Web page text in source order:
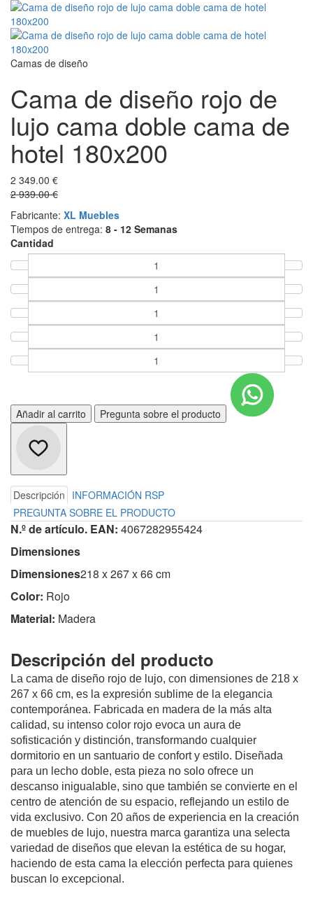
Camas de diseño
Cama de diseño rojo de
lujo cama doble cama de
hotel 180x200
2 349.00 €
2 939.00 €
Fabricante: XL Muebles
Tiempos de entrega: 8 - 12 Semanas
Cantidad
Añadir al carrito Pregunta sobre el producto
Descripción INFORMACIÓN RSP
PREGUNTA SOBRE EL PRODUCTO
N.º de artículo. EAN: 4067282955424
Dimensiones
Dimensiones218 x 267 x 66 cm
Color: Rojo
Material: Madera
Descripción del producto
La cama de diseño rojo de lujo, con dimensiones de 218 x
267 x 66 cm, es la expresión sublime de la elegancia
contemporánea. Fabricada en madera de la más alta
calidad, su intenso color rojo evoca un aura de
sofisticación y distinción, transformando cualquier
dormitorio en un santuario de confort y estilo. Diseñada
para un lecho doble, esta pieza no solo ofrece un
descanso inigualable, sino que también se convierte en el
centro de atención de su espacio, reflejando un estilo de
vida exclusivo. Con 20 años de experiencia en la creación
de muebles de lujo, nuestra marca garantiza una selecta
variedad de diseños que elevan la estética de su hogar,
haciendo de esta cama la elección perfecta para quienes
buscan lo excepcional.